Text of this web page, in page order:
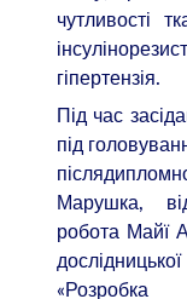
чутливості
гіпертензія.
Під час
під
Марушка,
робота Майї
«Розробка